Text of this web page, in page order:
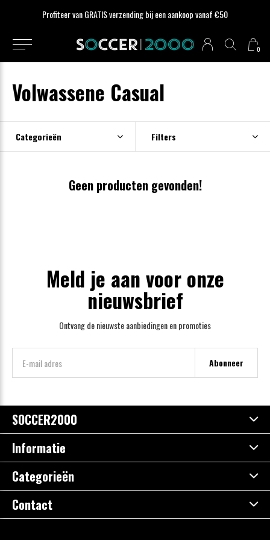
0
Profiteer van GRATIS verzending bij een aankoop vanaf €50
Volwassene Casual
Categorieën Filters
Geen producten gevonden!
Meld je aan voor onze
nieuwsbrief
Ontvang de nieuwste aanbiedingen en promoties
Abonneer
SOCCER2000
Informatie
Categorieën
Contact